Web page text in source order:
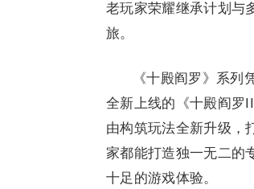
老玩家荣耀继承计划与
旅。
《十殿阎罗》系
全新上线的《十殿阎罗
由构筑玩法全新升级，
家都能打造独一无二的
十足的游戏体验。